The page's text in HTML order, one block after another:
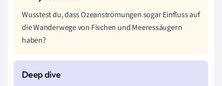
Wusstest du, dass Ozeanströmungen sogar Einfluss auf
die Wanderwege von Fischen und Meeressäugern
haben?